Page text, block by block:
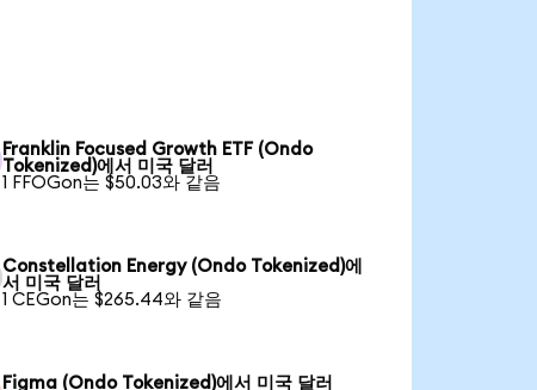
Franklin Focused Growth ETF (Ondo
Tokenized)에서 미국 달러
1 FFOGon는 $50.03와 같음
Constellation Energy (Ondo Tokenized)에
서 미국 달러
1 CEGon는 $265.44와 같음
Figma (Ondo Tokenized)에서 미국 달러